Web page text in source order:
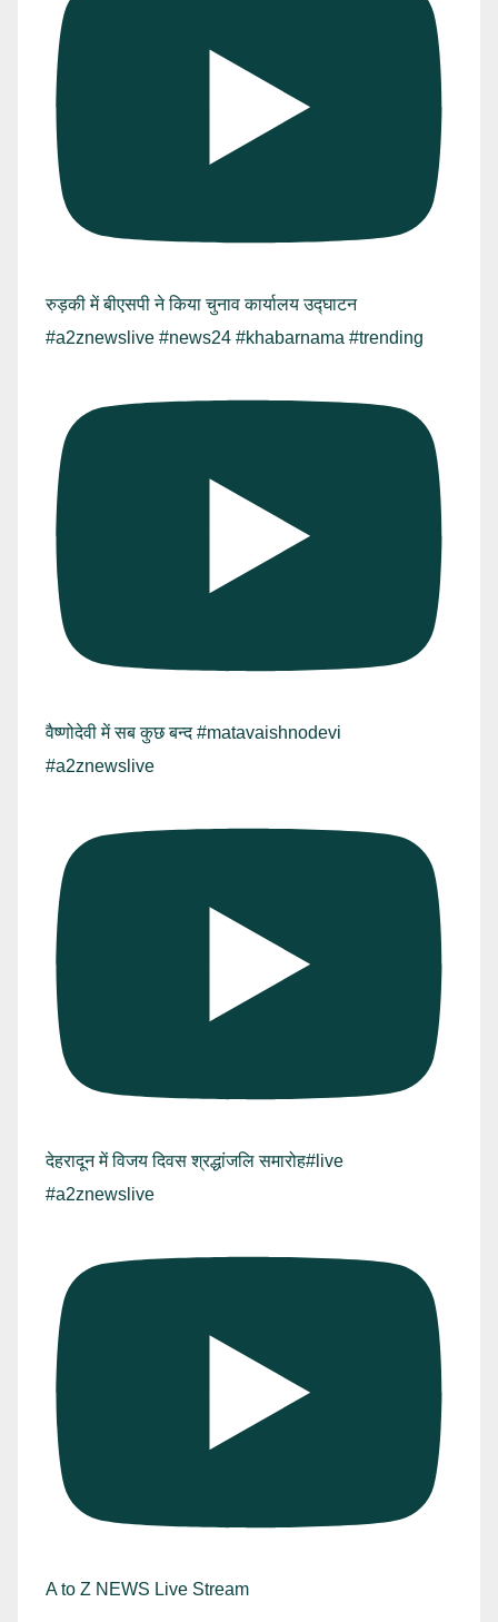
रुड़की में बीएसपी ने किया चुनाव कार्यालय उद्घाटन
#a2znewslive #news24 #khabarnama #trending
वैष्णोदेवी में सब कुछ बन्द #matavaishnodevi
#a2znewslive
देहरादून में विजय दिवस श्रद्धांजलि समारोह#live
#a2znewslive
A to Z NEWS Live Stream